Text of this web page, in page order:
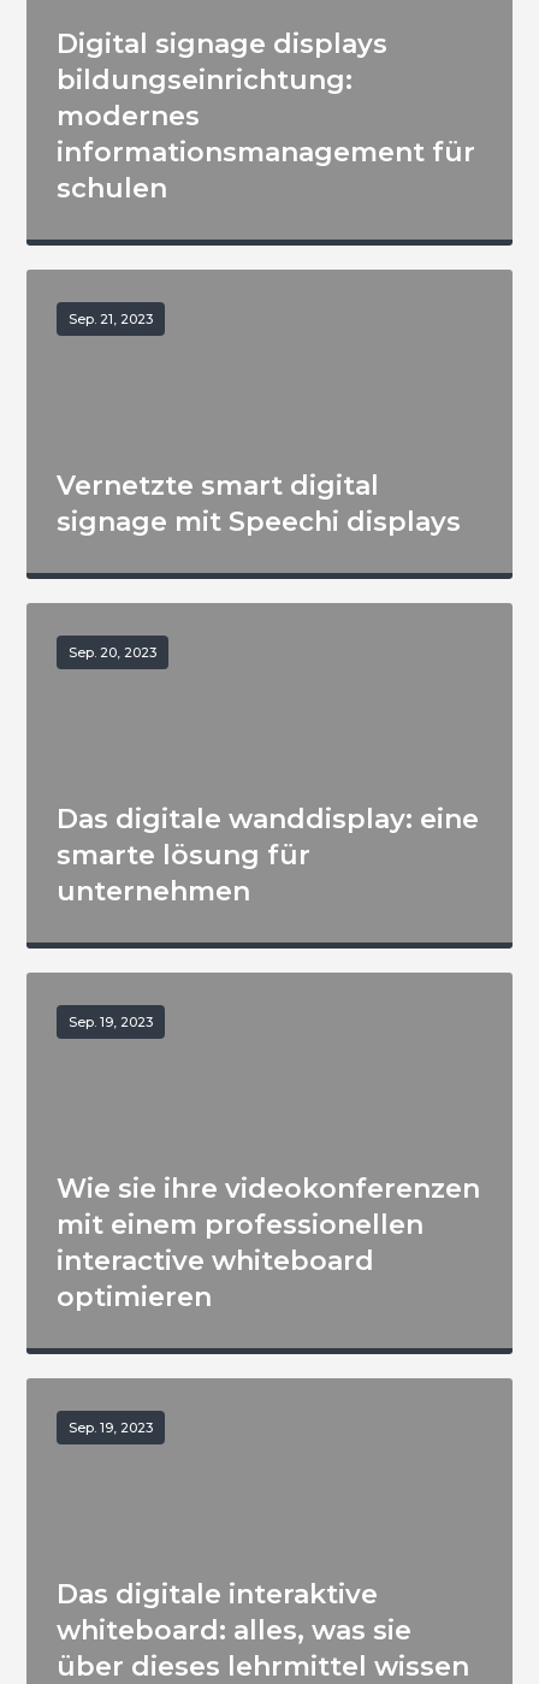
Digital signage displays
bildungseinrichtung:
modernes
informationsmanagement für
schulen
Sep. 21, 2023
Vernetzte smart digital
signage mit Speechi displays
Sep. 20, 2023
Das digitale wanddisplay: eine
smarte lösung für
unternehmen
Sep. 19, 2023
Wie sie ihre videokonferenzen
mit einem professionellen
interactive whiteboard
optimieren
Sep. 19, 2023
Das digitale interaktive
whiteboard: alles, was sie
über dieses lehrmittel wissen